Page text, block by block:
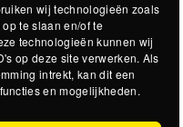
wij technologieën zoals
te slaan en/of te
technologieën kunnen wij
op deze site verwerken. Als
intrekt, kan dit een
en mogelijkheden.